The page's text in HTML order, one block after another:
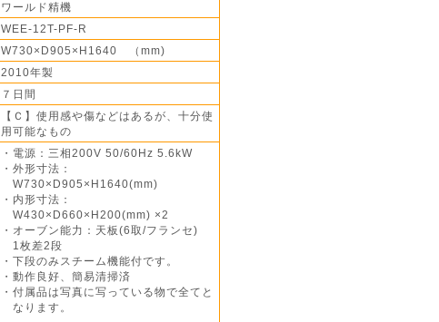
ワールド精機
WEE-12T-PF-R
W730×D905×H1640 （mm)
2010年製
７日間
【Ｃ】使用感や傷などはあるが、十分使
用可能なもの
・電源：三相200V 50/60Hz 5.6kW
・外形寸法：
W730×D905×H1640(mm)
・内形寸法：
W430×D660×H200(mm) ×2
・オーブン能力：天板(6取/フランセ)
1枚差2段
・下段のみスチーム機能付です。
・動作良好、簡易清掃済
・付属品は写真に写っている物で全てと
なります。